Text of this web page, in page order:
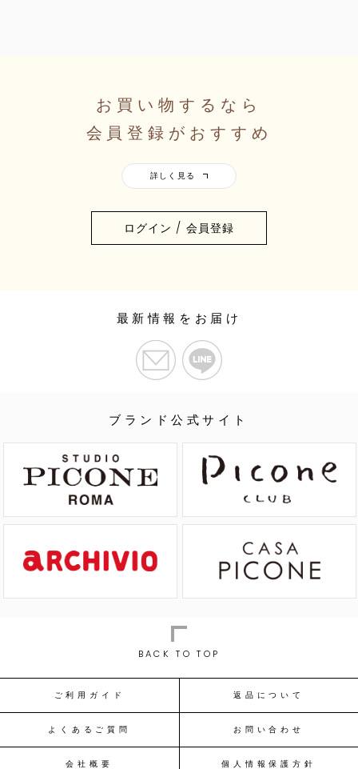
お買い物するなら
会員登録がおすすめ
ログイン / 会員登録
ブランド公式サイト
最新情報をお届け
BACK TO TOP
ご利用ガイド 返品について
よくあるご質問 お問い合わせ
会社概要 個人情報保護方針